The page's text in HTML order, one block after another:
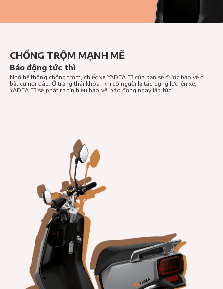
CHỐNG TRỘM MẠNH MẼ
Báo động tức thì
Nhờ hệ thống chống trộm, chiếc xe YADEA E3 của bạn sẽ được bảo vệ ở
bất cứ nơi đâu. Ở trạng thái khóa, khi có người lạ tác dụng lực lên xe,
YADEA E3 sẽ phát ra tín hiệu bảo vệ, báo động ngay lập tức.